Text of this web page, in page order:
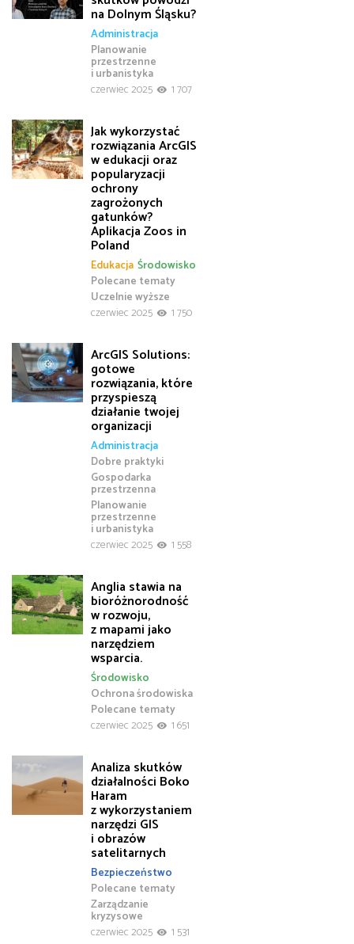
na Dolnym Śląsku?
Administracja
Planowanie
przestrzenne
i urbanistyka
czerwiec 2025
1 707
Jak wykorzystać
rozwiązania ArcGIS
w edukacji oraz
popularyzacji
ochrony
zagrożonych
gatunków?
Aplikacja Zoos in
Poland
Edukacja
Polecane tematy
Środowisko
Uczelnie wyższe
czerwiec 2025
1 750
ArcGIS Solutions:
gotowe
rozwiązania, które
przyspieszą
działanie twojej
organizacji
Administracja
Dobre praktyki
Gospodarka
przestrzenna
Planowanie
przestrzenne
i urbanistyka
czerwiec 2025
1 558
Anglia stawia na
bioróżnorodność
w rozwoju,
z mapami jako
narzędziem
wsparcia.
Ochrona środowiska
Polecane tematy
Środowisko
czerwiec 2025 1 651
Analiza skutków
działalności Boko
Haram
z wykorzystaniem
narzędzi GIS
i obrazów
satelitarnych
Bezpieczeństwo
Polecane tematy
Zarządzanie
kryzysowe
czerwiec 2025
1 531